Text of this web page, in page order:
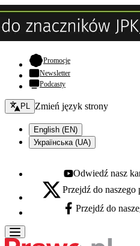
Promocje- otwiera się w nowej
Newsletter
Podcasty
Zmień język - bieżący:
PL Zmień język strony
English (EN)
Українська (UA)
Youtube - otwiera się w
Odwiedź nasz
X - otwiera się w nowej karcie
Przejdź do
Facebook - otwiera się w
Przejdź do